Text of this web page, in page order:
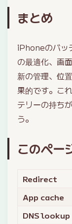
まとめ
iPhoneのバッ
の最適化、画
新の管理、位
果的です。こ
テリーの持ち
う。
このペー
Redirect
App cache
DNS lookup